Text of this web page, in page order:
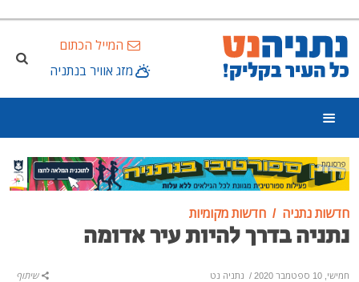
המייל הכתום
מזג אוויר בנתניה
פרסומת
חדשות נתניה חדשות מקומיות
נתניה בדרך להיות עיר אדומה
חמישי, 10 ספטמבר 2020 / נתניה נט שיתוף